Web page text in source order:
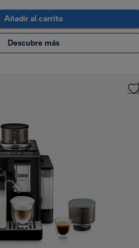
Añadir al carrito
Descubre más